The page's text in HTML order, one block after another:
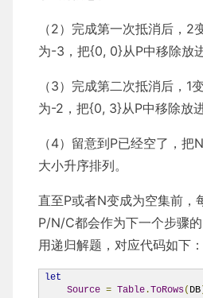
（2）完成第一次抵消后，
为-3，把{0, 0}从P中移除放
（3）完成第二次抵消后，1
为-2，把{0, 3}从P中移除放
（4）留意到P已经空了，把
大小升序排列。
直至P或者N变成为空集前，
P/N/C都会作为下一个步骤
用递归解题，对应代码如下：
let
Source = Table .ToRows( DB